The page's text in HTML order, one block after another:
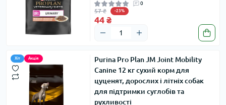
0
57 ₴ -23%
44 ₴
Хіт Акція
Purina Pro Plan JM Joint Mobility
Canine 12 кг сухий корм для
цуценят, дорослих і літніх собак
для підтримки суглобів та
рухливості